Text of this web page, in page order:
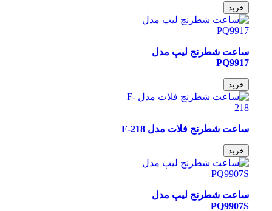
ساعت شطرنج لیپ مدل
PQ9917
ساعت شطرنج فلات مدل F-218
ساعت شطرنج لیپ مدل
PQ9907S